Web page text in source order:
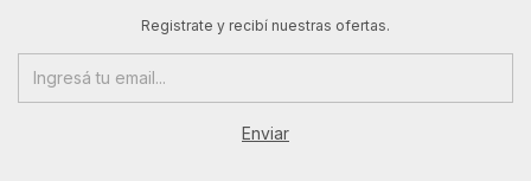
Registrate y recibí nuestras ofertas.